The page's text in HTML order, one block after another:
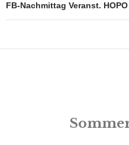
FB-Nachmittag Veranst. HOPO